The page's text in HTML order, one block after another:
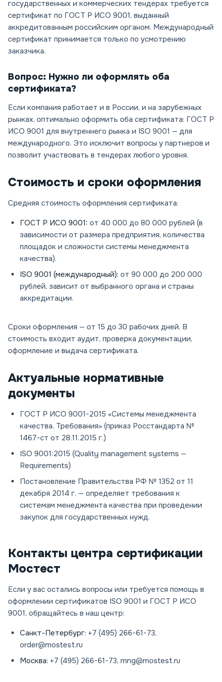
государственных и коммерческих тендерах требуется
сертификат по ГОСТ Р ИСО 9001, выданный
аккредитованным российским органом. Международный
сертификат принимается только по усмотрению
заказчика.
Вопрос: Нужно ли оформлять оба
сертификата?
Если компания работает и в России, и на зарубежных
рынках, оптимально оформить оба сертификата: ГОСТ Р
ИСО 9001 для внутреннего рынка и ISO 9001 — для
международного. Это исключит вопросы у партнеров и
позволит участвовать в тендерах любого уровня.
Стоимость и сроки оформления
Средняя стоимость оформления сертификата:
ГОСТ Р ИСО 9001: от 40 000 до 80 000 рублей (в
зависимости от размера предприятия, количества
площадок и сложности системы менеджмента
качества).
ISO 9001 (международный): от 90 000 до 200 000
рублей, зависит от выбранного органа и страны
аккредитации.
Сроки оформления — от 15 до 30 рабочих дней. В
стоимость входит аудит, проверка документации,
оформление и выдача сертификата.
Актуальные нормативные
документы
ГОСТ Р ИСО 9001-2015 «Системы менеджмента
качества. Требования» (приказ Росстандарта №
1467-ст от 28.11.2015 г.)
ISO 9001:2015 (Quality management systems —
Requirements)
Постановление Правительства РФ № 1352 от 11
декабря 2014 г. — определяет требования к
системам менеджмента качества при проведении
закупок для государственных нужд.
Контакты центра сертификации
Мостест
Если у вас остались вопросы или требуется помощь в
оформлении сертификатов ISO 9001 и ГОСТ Р ИСО
9001, обращайтесь в наш центр:
Санкт-Петербург: +7 (495) 266-61-73,
order@mostest.ru
Москва: +7 (495) 266-61-73, mng@mostest.ru